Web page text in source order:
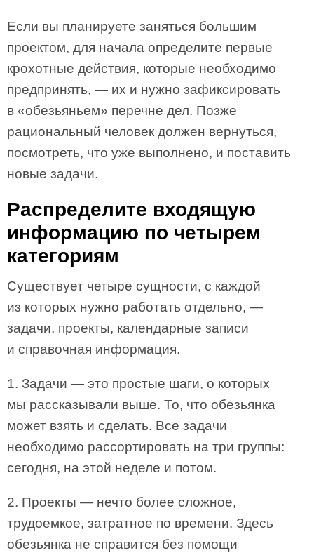
Если вы планируете заняться большим
проектом, для начала определите первые
крохотные действия, которые необходимо
предпринять, — их и нужно зафиксировать
в «обезьяньем» перечне дел. Позже
рациональный человек должен вернуться,
посмотреть, что уже выполнено, и поставить
новые задачи.
Распределите входящую
информацию по четырем
категориям
Существует четыре сущности, с каждой
из которых нужно работать отдельно, —
задачи, проекты, календарные записи
и справочная информация.
1. Задачи — это простые шаги, о которых
мы рассказывали выше. То, что обезьянка
может взять и сделать. Все задачи
необходимо рассортировать на три группы:
сегодня, на этой неделе и потом.
2. Проекты — нечто более сложное,
трудоемкое, затратное по времени. Здесь
обезьянка не справится без помощи